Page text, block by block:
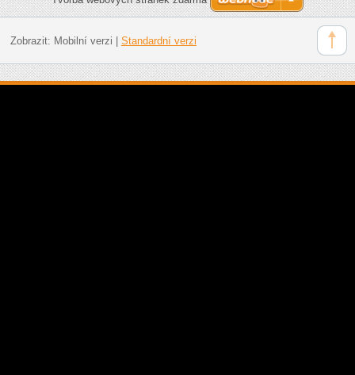
Zobrazit: Mobilní verzi Standardní verzi